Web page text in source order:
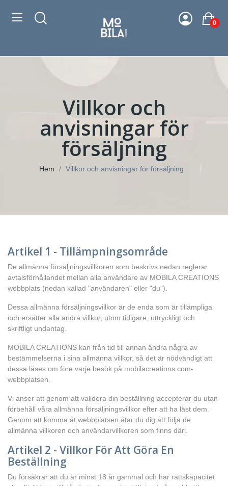
0
Villkor och
anvisningar för
försäljning
Hem Villkor och anvisningar för försäljning
Artikel 1 - Tillämpningsområde
De allmänna försäljningsvillkoren som beskrivs nedan reglerar
avtalsförhållandet mellan alla användare av MOBILA CREATIONS
webbplats (nedan kallad "användaren" eller "du").
Dessa allmänna försäljningsvillkor är de enda som är tillämpliga
och ersätter alla andra villkor, utom tidigare, uttryckligt och
skriftligt undantag.
MOBILA CREATIONS kan från tid till annan ändra några av
bestämmelserna i sina allmänna villkor, så det är nödvändigt att
dessa läses om före varje besök på mobilacreations.com-
webbplatsen.
Vi anser att genom att validera din beställning accepterar du utan
förbehåll våra allmänna försäljningsvillkor efter att ha läst dem.
Genom att komma åt webbplatsen åtar du dig att följa de
allmänna villkoren och användarvillkoren som finns däri.
Artikel 2 - Villkor För Att Göra En
Beställning
Du försäkrar att du är minst 18 år gammal och har rättskapacitet